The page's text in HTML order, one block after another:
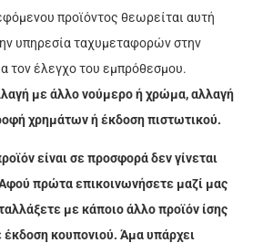
προϊόντος θεωρείται αυτή
υπηρεσία ταχυμεταφορών στην
τον έλεγχο του εμπρόθεσμου.
με άλλο νούμερο ή χρώμα, αλλαγή
χρημάτων ή έκδοση πιστωτικού.
είναι σε προσφορά δεν γίνεται
πρώτα επικοινωνήσετε μαζί μας
με κάποιο άλλο προϊόν ίσης
έκδοση κουπονιού. Άμα υπάρχει